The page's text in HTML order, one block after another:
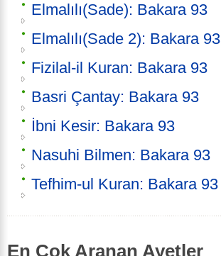
Elmalılı(Sade): Bakara 93
Elmalılı(Sade 2): Bakara 93
Fizilal-il Kuran: Bakara 93
Basri Çantay: Bakara 93
İbni Kesir: Bakara 93
Nasuhi Bilmen: Bakara 93
Tefhim-ul Kuran: Bakara 93
En Çok Aranan Ayetler